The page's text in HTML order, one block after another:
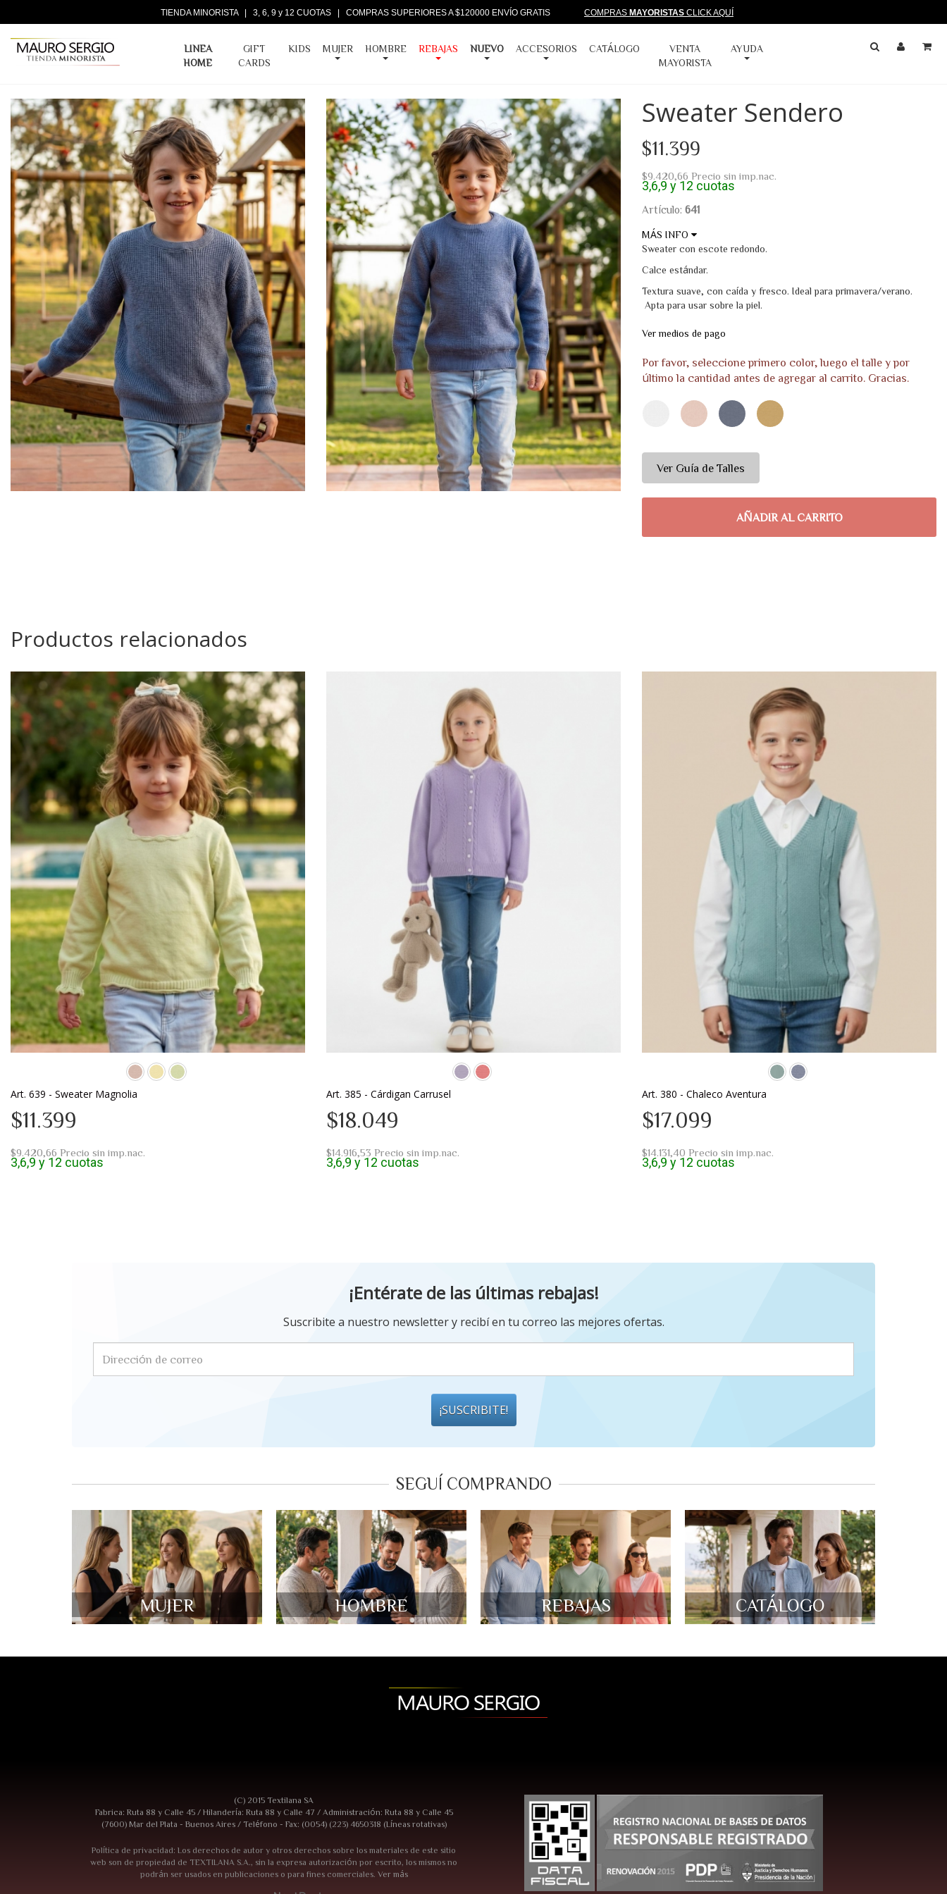
TIENDA MINORISTA | 3, 6, 9 y 12 CUOTAS | COMPRAS SUPERIORES A $120000 ENVÍO GRATIS COMPRAS MAYORISTAS CLICK AQUÍ
LINEA
HOME
GIFT
CARDS
KIDS MUJER HOMBRE REBAJAS NUEVO ACCESORIOS CATÁLOGO
VENTA
MAYORISTA
AYUDA
Sweater Sendero
$11.399
$9.420,66 Precio sin imp.nac.
3,6,9 y 12 cuotas
Artículo: 641
Hilado Cotton
Algodón
Poliéster
Nylon
MÁS INFO
Sweater con escote redondo.
Calce estándar.
Textura suave, con caída y fresco. Ideal para primavera/verano.
Apta para usar sobre la piel.
Ver medios de pago
Por favor, seleccione primero color, luego el talle y por
último la cantidad antes de agregar al carrito. Gracias.
Ver Guía de Talles
AÑADIR AL CARRITO
Productos relacionados
Art. 639 - Sweater Magnolia
$11.399
$9.420,66 Precio sin imp.nac.
3,6,9 y 12 cuotas
Art. 385 - Cárdigan Carrusel
$18.049
$14.916,53 Precio sin imp.nac.
3,6,9 y 12 cuotas
Art. 380 - Chaleco Aventura
$17.099
$14.131,40 Precio sin imp.nac.
3,6,9 y 12 cuotas
¡Entérate de las últimas rebajas!
Suscribite a nuestro newsletter y recibí en tu correo las mejores ofertas.
¡SUSCRIBITE!
SEGUÍ COMPRANDO
MUJER HOMBRE REBAJAS CATÁLOGO
(C) 2015 Textilana SA
Fabrica: Ruta 88 y Calle 45 / Hilandería: Ruta 88 y Calle 47 / Administración: Ruta 88 y Calle 45
(7600) Mar del Plata - Buenos Aires / Teléfono - Fax: (0054) (223) 4650318 (Líneas rotativas)
Política de privacidad: Los derechos de autor y otros derechos sobre los materiales de este sitio
web son de propiedad de TEXTILANA S.A., sin la expresa autorización por escrito, los mismos no
podrán ser usados en publicaciones o para fines comerciales. Ver más